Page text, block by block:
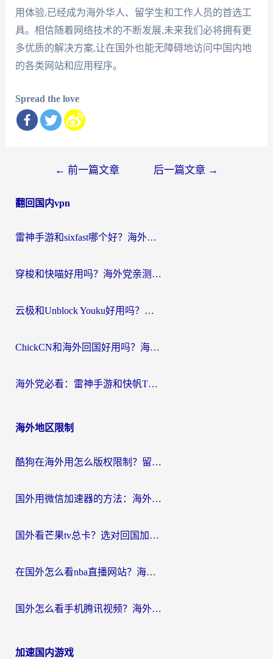
用体验,已经成为海外华人、留学生和工作人员的首选工
具。相信随着网络技术的不断发展,未来我们必将拥有更
多优质的解决方案,让在国外也能无障碍地访问中国内地
的各类网站和应用程序。
Spread the love
导
← 前一篇文章 后一篇文章 →
翻回国内vpn
雷神手游和sixfast哪个好？海外党亲测3款回国加速器，教你选对不踩坑
穿梭和快喵好用吗？海外党亲测：小众加速器对比+番茄加速器深度体验
云极和Unblock Youku好用吗？海外党亲测+2026回国加速器避坑指南
ChickCN和海外回国好用吗？海外党2026亲测：从手游到影音，选对加速器的3个关键
海外党必看：雷神手游和快帆TV版好用吗？3步选对回国加速器不踩坑
海外地区限制
酷狗在海外用怎么版权限制？留学生亲测：3步解决听国内音乐难题
国外用微信加速器的方法：海外党无缝连接国内生活的实用指南
国外看芒果tv总卡？选对回国加速器，轻松追《浪姐》不费劲
在国外怎么看nba直播网站？海外党专属体育观赛指南，告别地区限制！
国外怎么看手机腾讯视频？海外党亲测有效的追剧加速器选择指南
加速国内游戏